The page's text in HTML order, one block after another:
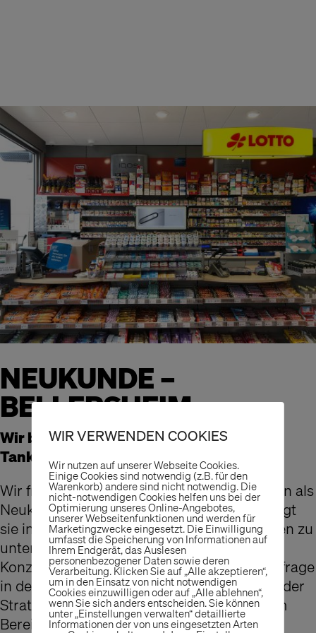
NEUKUNDE –
BELLERSHEIM
Wir beraten und planen weiterhin im
Tankstellen-Business
Wir freuen uns, dass Bellersheim Tankstellen als
Neukunde uns das Vertrauen entgegenbringt
sie in so vielen verschiedenen Projektphasen zu
unterstützen, um ein ganzheitliches Retail-
Konzept zu entwickeln. Von der Kundenumfrage
in der Analyse über die Markenberatung in der
Strategie bis hin zur Konzeptentwicklung im
Bereich Innenarchitektur und Grafik.
WIR VERWENDEN COOKIES
Wir nutzen auf unserer Webseite Cookies.
Einige Cookies sind notwendig (z.B. für den
Warenkorb) andere sind nicht notwendig. Die
nicht-notwendigen Cookies helfen uns bei der
Optimierung unseres Online-Angebotes,
unserer Webseitenfunktionen und werden für
Marketingzwecke eingesetzt. Die Einwilligung
umfasst die Speicherung von Informationen auf
Ihrem Endgerät, das Auslesen
personenbezogener Daten sowie deren
Verarbeitung. Klicken Sie auf „Alle akzeptieren“,
um in den Einsatz von nicht notwendigen
Cookies einzuwilligen oder auf „Alle ablehnen“,
wenn Sie sich anders entscheiden. Sie können
unter „Einstellungen verwalten“ detaillierte
Informationen der von uns eingesetzten Arten